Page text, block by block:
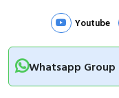
Youtube
Whatsapp Group